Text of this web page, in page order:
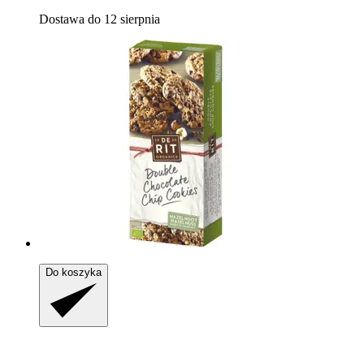
Dostawa do 12 sierpnia
Do koszyka